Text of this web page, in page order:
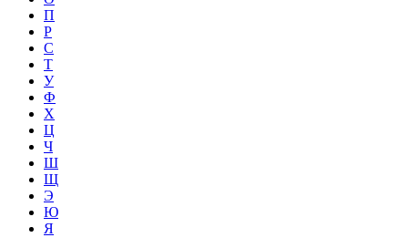
П
Р
С
Т
У
Ф
Х
Ц
Ч
Ш
Щ
Э
Ю
Я